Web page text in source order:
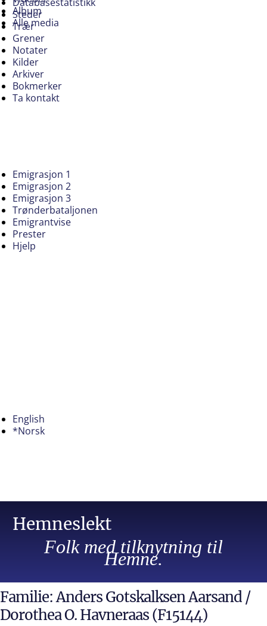
Album
Alle media
Steder
Trær
Grener
Notater
Kilder
Arkiver
Bokmerker
Ta kontakt
Emigrasjon 1
Emigrasjon 2
Emigrasjon 3
Trønderbataljonen
Emigrantvise
Prester
Hjelp
English
*Norsk
Hemneslekt
Folk med tilknytning til
Hemne.
Familie: Anders Gotskalksen Aarsand /
Dorothea O. Havneraas (F15144)